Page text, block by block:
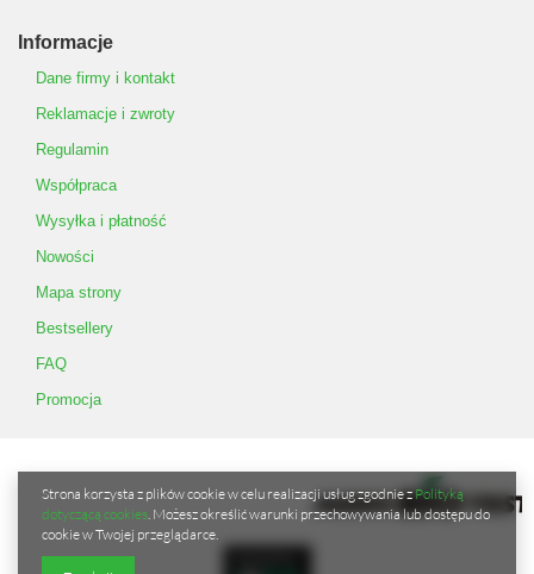
Informacje
Dane firmy i kontakt
Reklamacje i zwroty
Regulamin
Współpraca
Wysyłka i płatność
Nowości
Mapa strony
Bestsellery
FAQ
Promocja
Strona korzysta z plików cookie w celu realizacji usług zgodnie zPolityką
dotyczącą cookies. Możesz określić warunki przechowywania lub dostępu do
cookie w Twojej przeglądarce.